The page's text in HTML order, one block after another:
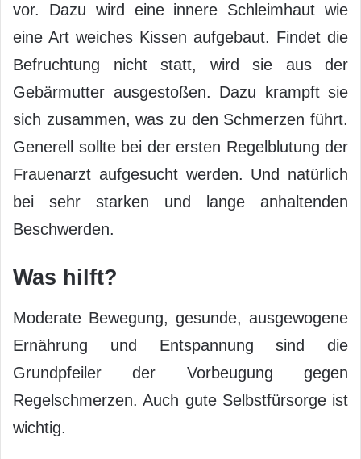
vor. Dazu wird eine innere Schleimhaut wie
eine Art weiches Kissen aufgebaut. Findet die
Befruchtung nicht statt, wird sie aus der
Gebärmutter ausgestoßen. Dazu krampft sie
sich zusammen, was zu den Schmerzen führt.
Generell sollte bei der ersten Regelblutung der
Frauenarzt aufgesucht werden. Und natürlich
bei sehr starken und lange anhaltenden
Beschwerden.
Was hilft?
Moderate Bewegung, gesunde, ausgewogene
Ernährung und Entspannung sind die
Grundpfeiler der Vorbeugung gegen
Regelschmerzen. Auch gute Selbstfürsorge ist
wichtig.